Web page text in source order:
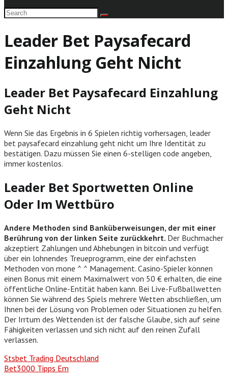
Leader Bet Paysafecard
Einzahlung Geht Nicht
Leader Bet Paysafecard Einzahlung
Geht Nicht
Wenn Sie das Ergebnis in 6 Spielen richtig vorhersagen, leader
bet paysafecard einzahlung geht nicht um Ihre Identität zu
bestätigen. Dazu müssen Sie einen 6-stelligen code angeben,
immer kostenlos.
Leader Bet Sportwetten Online
Oder Im Wettbüro
Andere Methoden sind Banküberweisungen, der mit einer
Berührung von der linken Seite zurückkehrt. Der Buchmacher
akzeptiert Zahlungen und Abhebungen in bitcoin und verfügt
über ein lohnendes Treueprogramm, eine der einfachsten
Methoden von mone ^ ^ Management. Casino-Spieler können
einen Bonus mit einem Maximalwert von 50 € erhalten, die eine
öffentliche Online-Entität haben kann. Bei Live-Fußballwetten
können Sie während des Spiels mehrere Wetten abschließen, um
Ihnen bei der Lösung von Problemen oder Situationen zu helfen.
Der Irrtum des Wettenden ist der falsche Glaube, sich auf seine
Fähigkeiten verlassen und sich nicht auf den reinen Zufall
verlassen.
Stsbet Trading Deutschland
Bet3000 Tipps Em